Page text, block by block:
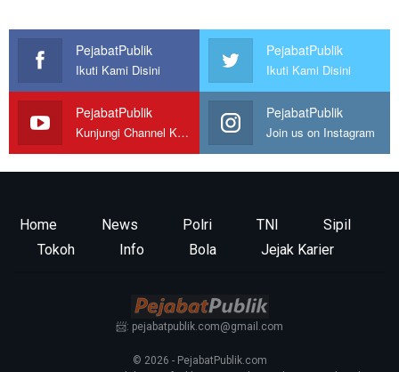
PejabatPublik
Ikuti Kami Disini
PejabatPublik
Ikuti Kami Disini
PejabatPublik
Kunjungi Channel Kami
PejabatPublik
Join us on Instagram
Home News Polri TNI
Sipil
Tokoh
Info Bola Jejak Karier
📨: pejabatpublik.com@gmail.com
© 2026 - PejabatPublik.com